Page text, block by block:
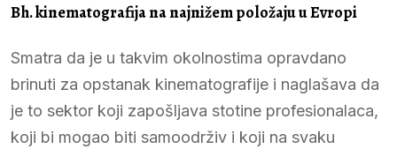
Bh. kinematografija na najnižem položaju u Evropi
Smatra da je u takvim okolnostima opravdano
brinuti za opstanak kinematografije i naglašava da
je to sektor koji zapošljava stotine profesionalaca,
koji bi mogao biti samoodrživ i koji na svaku